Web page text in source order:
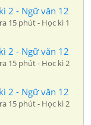
2 - Ngữ văn 12
15 phút - Học kì 1
2 - Ngữ văn 12
15 phút - Học kì 2
2 - Ngữ văn 12
15 phút - Học kì 2